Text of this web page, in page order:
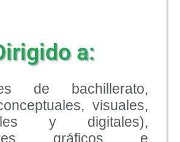
a:
de bachillerato,
visuales,
y digitales),
gráficos e